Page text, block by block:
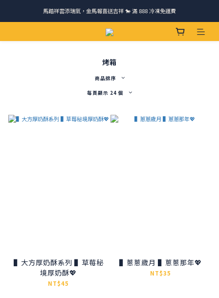
請跟我們一起旅行! 加入官方LINE領取50元優惠卷 🎁
馬踏祥雲添瑞氣，金馬報喜送吉祥 🐎 滿 888 冷凍免運費
ＣＨＲＩＳＰＹ會員好禮｜集點換購物金+生日禮，獨家優惠不錯過！
烤箱
商品排序
每頁顯示 24 個
▌大方厚奶酥系列 ▌草莓秘
境厚奶酥💖
NT$45
▌蔥蔥歲月 ▌蔥蔥那年💖
NT$35